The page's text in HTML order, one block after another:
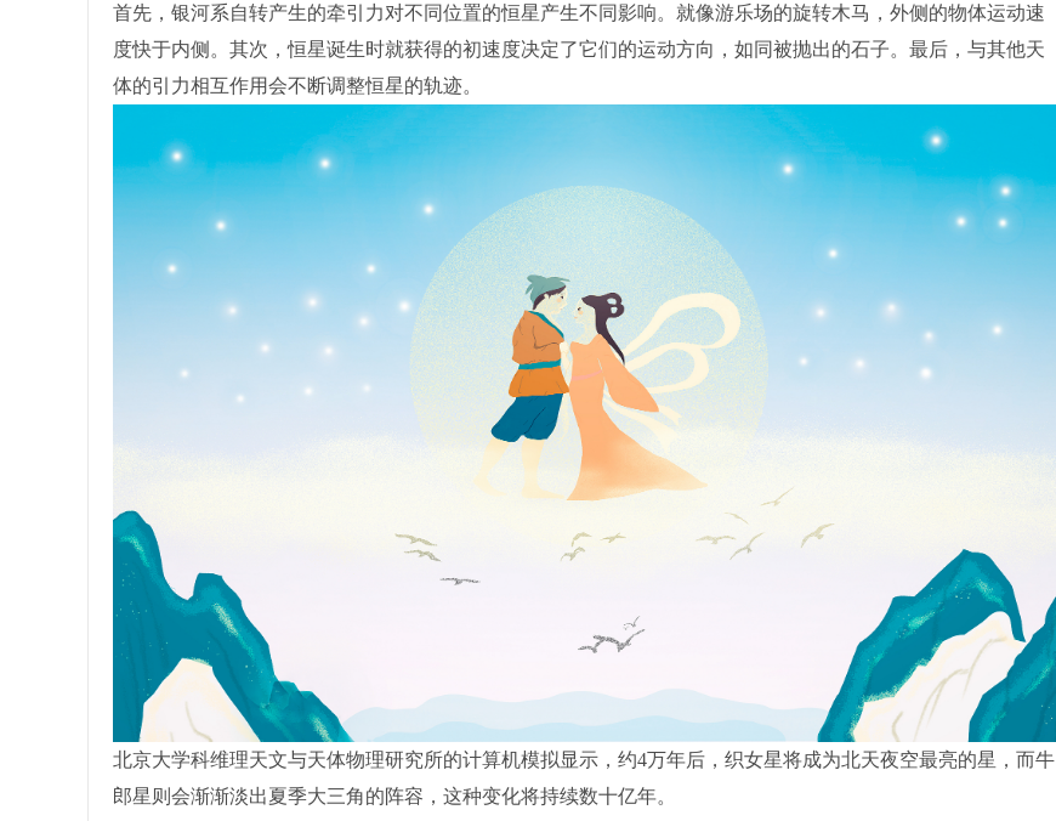
首先，银河系自转产生的牵引力对不同位置的恒星产生不同影响。就像游乐场的旋转木马，外侧的物体运动速
度快于内侧。其次，恒星诞生时就获得的初速度决定了它们的运动方向，如同被抛出的石子。最后，与其他天
体的引力相互作用会不断调整恒星的轨迹。
北京大学科维理天文与天体物理研究所的计算机模拟显示，约4万年后，织女星将成为北天夜空最亮的星，而牛
郎星则会渐渐淡出夏季大三角的阵容，这种变化将持续数十亿年。